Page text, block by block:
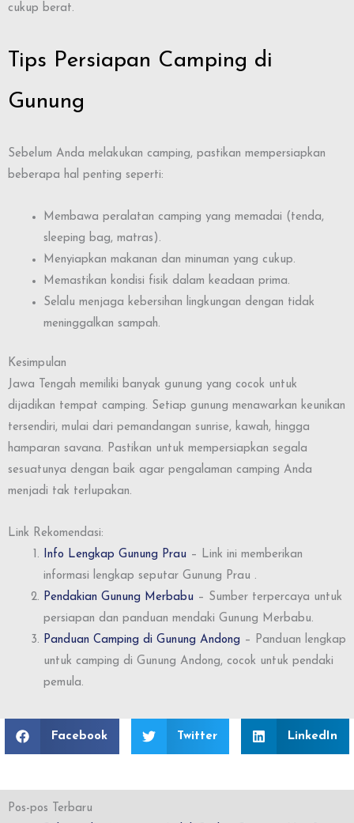
cukup berat.
Tips Persiapan Camping di
Gunung
Sebelum Anda melakukan camping, pastikan mempersiapkan
beberapa hal penting seperti:
Membawa peralatan camping yang memadai (tenda,
sleeping bag, matras).
Menyiapkan makanan dan minuman yang cukup.
Memastikan kondisi fisik dalam keadaan prima.
Selalu menjaga kebersihan lingkungan dengan tidak
meninggalkan sampah.
Kesimpulan
Jawa Tengah memiliki banyak gunung yang cocok untuk
dijadikan tempat camping. Setiap gunung menawarkan keunikan
tersendiri, mulai dari pemandangan sunrise, kawah, hingga
hamparan savana. Pastikan untuk mempersiapkan segala
sesuatunya dengan baik agar pengalaman camping Anda
menjadi tak terlupakan.
Link Rekomendasi:
Info Lengkap Gunung Prau – Link ini memberikan
informasi lengkap seputar Gunung Prau .
Pendakian Gunung Merbabu – Sumber terpercaya untuk
persiapan dan panduan mendaki Gunung Merbabu.
Panduan Camping di Gunung Andong – Panduan lengkap
untuk camping di Gunung Andong, cocok untuk pendaki
pemula.
Facebook Twitter LinkedIn
Pos-pos Terbaru